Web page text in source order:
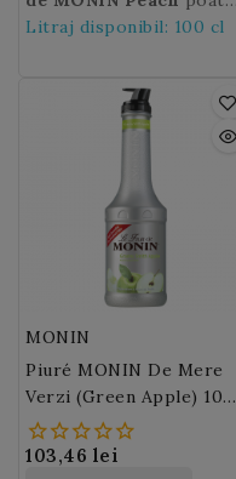
suculente si dulci, cu
galben – portocalie
fi folosit cocktail-uri,
Litraj disponibil: 100 cl
MONIN
Piuré MONIN De Mere
Verzi (Green Apple) 100
Cl
103,46 lei